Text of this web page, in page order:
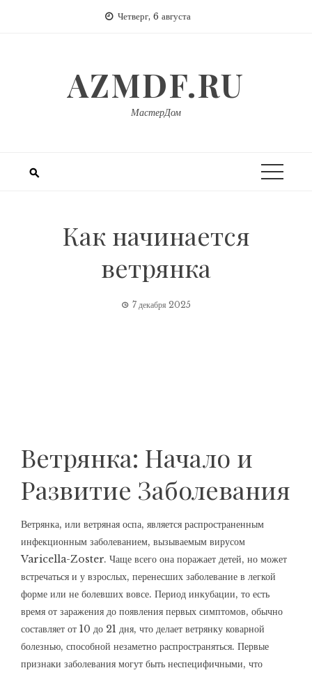
Четверг, 6 августа
AZMDF.RU
МастерДом
Как начинается
ветрянка
7 декабря 2025
Ветрянка: Начало и
Развитие Заболевания
Ветрянка, или ветряная оспа, является распространенным
инфекционным заболеванием, вызываемым вирусом
Varicella-Zoster. Чаще всего она поражает детей, но может
встречаться и у взрослых, перенесших заболевание в легкой
форме или не болевших вовсе. Период инкубации, то есть
время от заражения до появления первых симптомов, обычно
составляет от 10 до 21 дня, что делает ветрянку коварной
болезнью, способной незаметно распространяться. Первые
признаки заболевания могут быть неспецифичными, что